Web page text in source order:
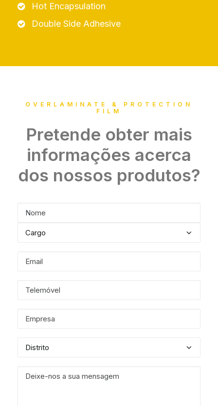
Hot Encapsulation
Double Side Adhesive
OVERLAMINATE & PROTECTION
FILM
Pretende obter mais
informações acerca
dos nossos produtos?